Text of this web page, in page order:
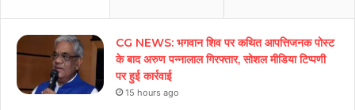
CG NEWS: भगवान शिव पर कथित आपत्तिजनक पोस्ट
के बाद अरुण पन्नालाल गिरफ्तार, सोशल मीडिया टिप्पणी
पर हुई कार्रवाई
15 hours ago